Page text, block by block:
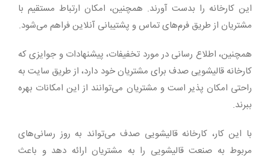
این کارخانه را بدست آورند. همچنین، امکان ارتباط مستقیم با
مشتریان از طریق فرم‌های تماس و پشتیبانی آنلاین فراهم می‌شود.
همچنین، اطلاع رسانی در مورد تخفیفات، پیشنهادات و جوایزی که
کارخانه قالیشویی صدف برای مشتریان خود دارد، از طریق سایت به
راحتی امکان پذیر است و مشتریان می‌توانند از این امکانات بهره
ببرند.
با این کار، کارخانه قالیشویی صدف می‌تواند به روز رسانی‌های
مربوط به صنعت قالیشویی را به مشتریان ارائه دهد و باعث